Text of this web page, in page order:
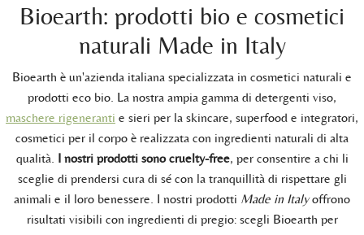
Bioearth: prodotti bio e cosmetici
naturali Made in Italy
Bioearth è un'azienda italiana specializzata in cosmetici naturali e
prodotti eco bio. La nostra ampia gamma di detergenti viso,
maschere rigeneranti e sieri per la skincare, superfood e integratori,
cosmetici per il corpo è realizzata con ingredienti naturali di alta
qualità. I nostri prodotti sono cruelty-free, per consentire a chi li
sceglie di prendersi cura di sé con la tranquillità di rispettare gli
animali e il loro benessere. I nostri prodotti Made in Italyoffrono
risultati visibili con ingredienti di pregio: scegli Bioearth per